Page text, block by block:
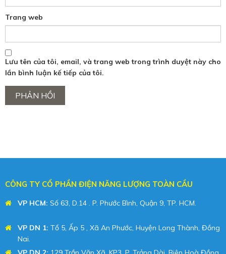
Trang web
Lưu tên của tôi, email, và trang web trong trình duyệt này cho
lần bình luận kế tiếp của tôi.
CÔNG TY CỔ PHẦN ĐIỆN NĂNG LƯỢNG TOÀN CẦU
VP HCM: Số 63, D.14 . P. Phước Bình, Quận 9, TP. HCM.
VP DN 1: Tổ 5, Ấp 5 , Xã An Phước, Huyện Long Thành, Đồng
Nai.